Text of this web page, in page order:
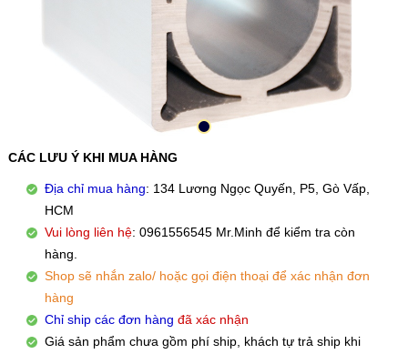
CÁC LƯU Ý KHI MUA HÀNG
Địa chỉ mua hàng: 134 Lương Ngọc Quyến, P5, Gò Vấp,
HCM
Vui lòng liên hệ: 0961556545 Mr.Minh để kiểm tra còn
hàng.
Shop sẽ nhắn zalo/ hoặc gọi điện thoại để xác nhận đơn
hàng
Chỉ ship các đơn hàng đã xác nhận
Giá sản phẩm chưa gồm phí ship, khách tự trả ship khi